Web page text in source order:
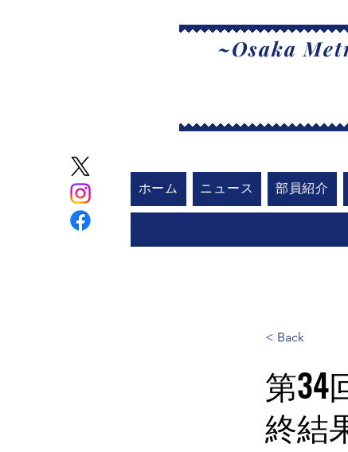
~Osaka
ホーム ニュース 部員紹介
< Back
第
終結